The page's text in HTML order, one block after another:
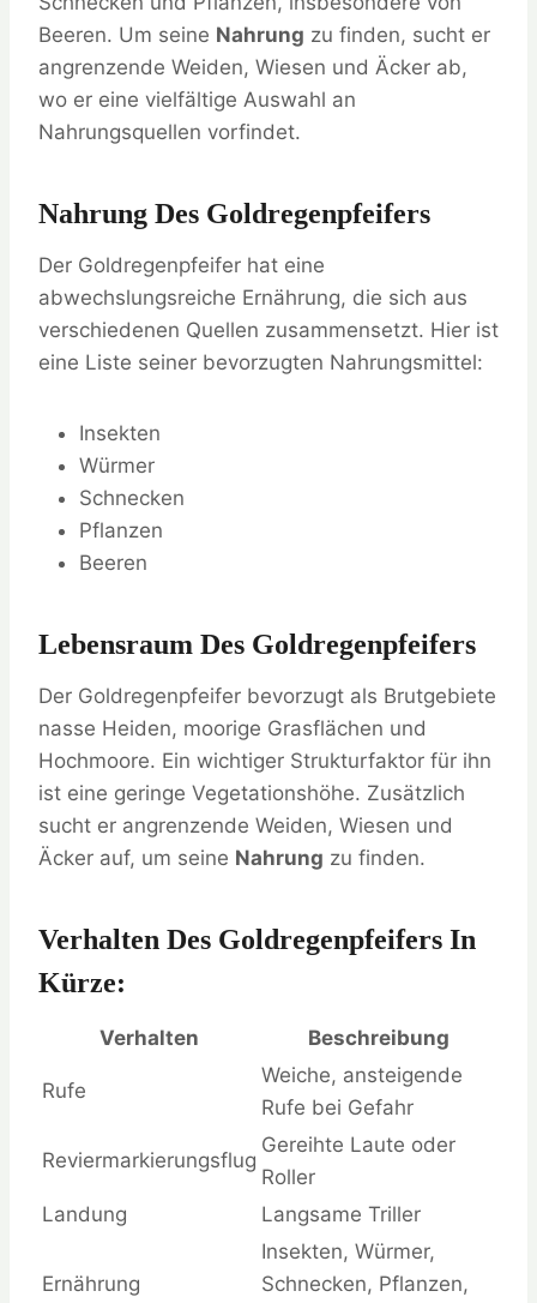
Beeren. Um seine Nahrung zu finden, sucht er
angrenzende Weiden, Wiesen und Äcker ab,
wo er eine vielfältige Auswahl an
Nahrungsquellen vorfindet.
Nahrung Des Goldregenpfeifers
Der Goldregenpfeifer hat eine
abwechslungsreiche Ernährung, die sich aus
verschiedenen Quellen zusammensetzt. Hier ist
eine Liste seiner bevorzugten Nahrungsmittel:
Insekten
Würmer
Schnecken
Pflanzen
Beeren
Lebensraum Des Goldregenpfeifers
Der Goldregenpfeifer bevorzugt als Brutgebiete
nasse Heiden, moorige Grasflächen und
Hochmoore. Ein wichtiger Strukturfaktor für ihn
ist eine geringe Vegetationshöhe. Zusätzlich
sucht er angrenzende Weiden, Wiesen und
Äcker auf, um seine Nahrung zu finden.
Verhalten Des Goldregenpfeifers In
Kürze:
Verhalten Beschreibung
Rufe
Weiche, ansteigende
Rufe bei Gefahr
Reviermarkierungsflug
Gereihte Laute oder
Roller
Landung
Langsame Triller
Ernährung
Insekten, Würmer,
Schnecken, Pflanzen,